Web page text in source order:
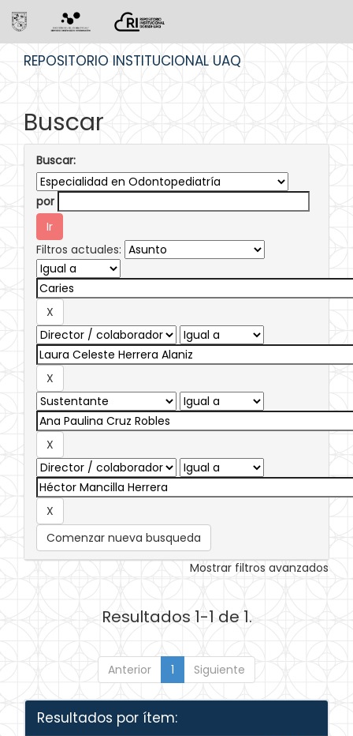
REPOSITORIO INSTITUCIONAL UAQ
Buscar
Buscar:
por
Filtros actuales:
Comenzar nueva busqueda
Mostrar filtros avanzados
Resultados 1-1 de 1.
Anterior 1 Siguiente
Resultados por ítem: